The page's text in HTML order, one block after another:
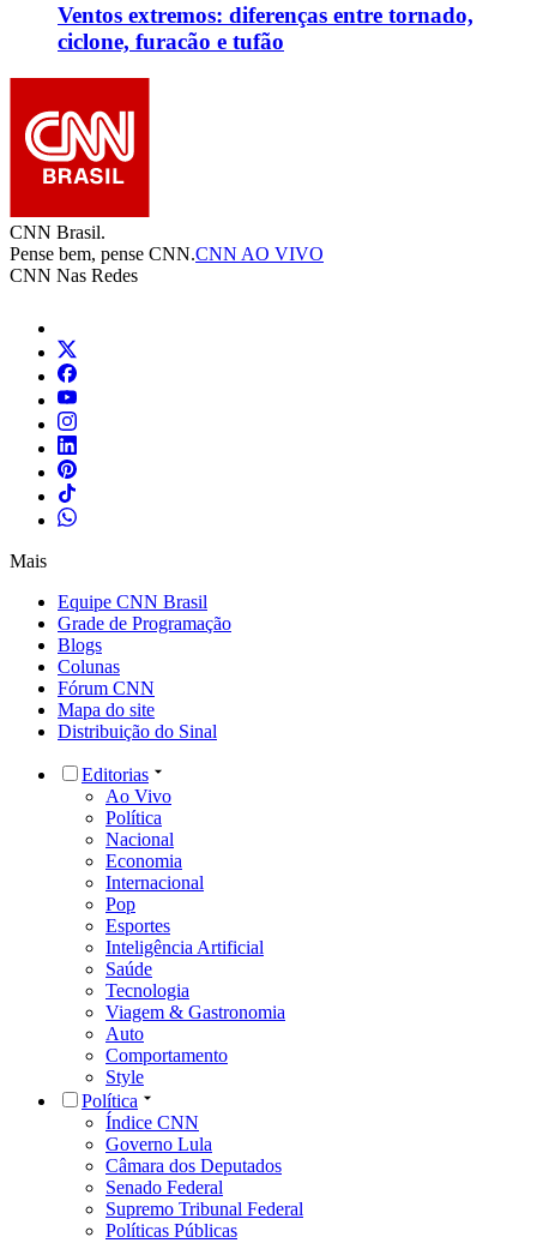
Ventos extremos: diferenças entre tornado,
ciclone, furacão e tufão
CNN Brasil.
Pense bem, pense CNN.CNN AO VIVO
CNN Nas Redes
Mais
Equipe CNN Brasil
Grade de Programação
Blogs
Colunas
Fórum CNN
Mapa do site
Distribuição do Sinal
Editorias
Ao Vivo
Política
Nacional
Economia
Internacional
Pop
Esportes
Inteligência Artificial
Saúde
Tecnologia
Viagem & Gastronomia
Auto
Comportamento
Style
Política
Índice CNN
Governo Lula
Câmara dos Deputados
Senado Federal
Supremo Tribunal Federal
Políticas Públicas